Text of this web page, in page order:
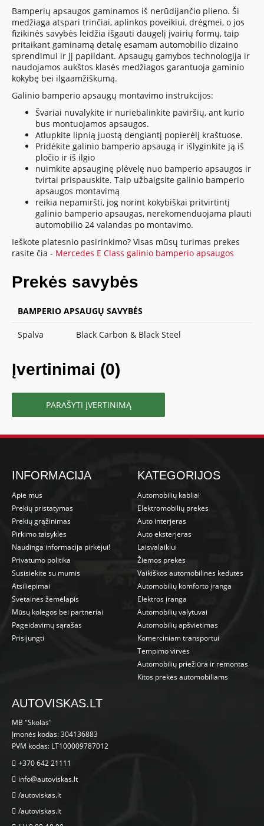
Bamperių apsaugos gaminamos iš nerūdijančio plieno. Ši
medžiaga atspari trinčiai, aplinkos poveikiui, drėgmei, o jos
fizikinės savybės leidžia išgauti daugelį įvairių formų, taip
pritaikant gaminamą detalę esamam automobilio dizaino
sprendimui ir jį papildant. Apsaugų gamybos technologija ir
naudojamos aukštos klasės medžiagos garantuoja gaminio
kokybę bei ilgaamžiškumą.
Galinio bamperio apsaugų montavimo instrukcijos:
Švariai nuvalykite ir nuriebalinkite paviršių, ant kurio
bus montuojamos apsaugos.
Atlupkite lipnią juostą dengiantį popierėlį kraštuose.
Pridėkite galinio bamperio apsaugą ir išlyginkite ją iš
pločio ir iš ilgio
nuimkite apsauginę plėvelę nuo bamperio apsaugos ir
tvirtai prispauskite. Taip užbaigsite galinio bamperio
apsaugos montavimą
reikia nepamiršti, jog norint kokybiškai pritvirtintį
galinio bamperio apsaugas, nerekomenduojama plauti
automobilio 24 valandas po montavimo.
Ieškote platesnio pasirinkimo? Visas mūsų turimas prekes
rasite čia - Mercedes E Class galinio bamperio apsaugos
Prekės savybės
BAMPERIO APSAUGŲ SAVYBĖS
Spalva Black Carbon & Black Steel
Įvertinimai (0)
PARAŠYTI ĮVERTINIMĄ
INFORMACIJA
Apie mus
Prekių pristatymas
Prekių grąžinimas
Pirkimo taisyklės
Naudinga informacija pirkėjui!
Privatumo politika
Susisiekite su mumis
Atsiliepimai
Svetainės žemėlapis
Mūsų kolegos bei partneriai
Pageidavimų sąrašas
Prisijungti
KATEGORIJOS
Automobilių kabliai
Elektromobilių prekės
Auto interjeras
Auto eksterjeras
Laisvalaikiui
Žiemos prekės
Vaikiškos automobilinės kėdutės
Automobilių komforto įranga
Elektros įranga
Automobilių valytuvai
Automobilių apšvietimas
Komerciniam transportui
Tempimo virvės
Automobilių priežiūra ir remontas
Kitos prekės automobiliams
AUTOVISKAS.LT
MB "Skolas"
Įmonės kodas: 304136883
PVM kodas: LT100009787012
+370 642 21111
info@autoviskas.lt
/autoviskas.lt
/autoviskas.lt